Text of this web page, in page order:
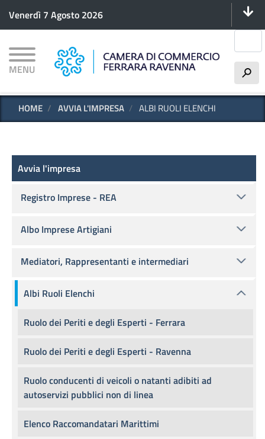
principale
Venerdì 7 Agosto 2026
MENU h
HOME AVVIA L'IMPRESA ALBI RUOLI ELENCHI
Avvia l'impresa
Avvia l'impresa
Registro Imprese - REA
Albo Imprese Artigiani
Mediatori, Rappresentanti e intermediari
Albi Ruoli Elenchi
Ruolo dei Periti e degli Esperti - Ferrara
Ruolo dei Periti e degli Esperti - Ravenna
Ruolo conducenti di veicoli o natanti adibiti ad
autoservizi pubblici non di linea
Elenco Raccomandatari Marittimi